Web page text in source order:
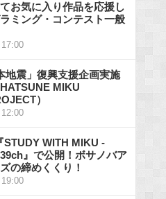
お気に入り作品を応援し
ミング・コンテスト一般
地震」復興支援企画実施
MIKU
）
STUDY WITH MIKU -
』で公開！ボサノバア
の締めくくり！